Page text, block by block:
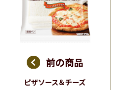
前の商品
ピザソース＆チーズ